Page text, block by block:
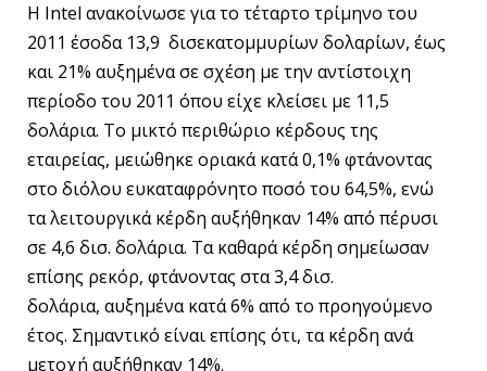
Η Ιntel ανακοίνωσε για το τέταρτο τρίμηνο του
2011 έσοδα 13,9 δισεκατομμυρίων δολαρίων, έως
και 21% αυξημένα σε σχέση με την αντίστοιχη
περίοδο του 2011 όπου είχε κλείσει με 11,5
δολάρια. Το μικτό περιθώριο κέρδους της
εταιρείας, μειώθηκε οριακά κατά 0,1% φτάνοντας
στο διόλου ευκαταφρόνητο ποσό του 64,5%, ενώ
τα λειτουργικά κέρδη αυξήθηκαν 14% από πέρυσι
σε 4,6 δισ. δολάρια. Τα καθαρά κέρδη σημείωσαν
επίσης ρεκόρ, φτάνοντας στα 3,4 δισ.
δολάρια, αυξημένα κατά 6% από το προηγούμενο
έτος. Σημαντικό είναι επίσης ότι, τα κέρδη ανά
μετοχή αυξήθηκαν 14%.